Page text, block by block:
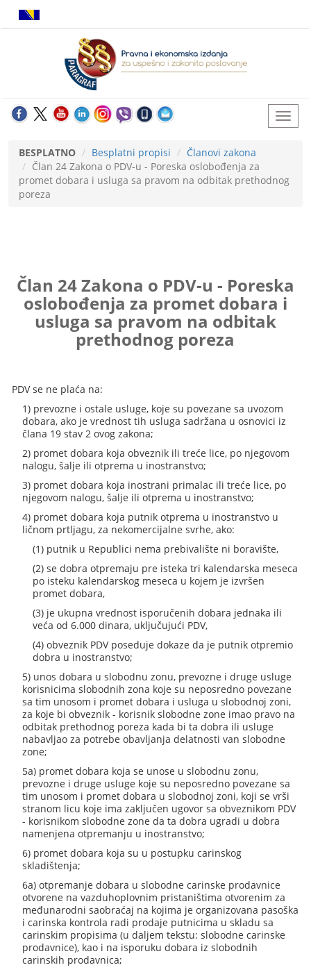
BESPLATNO Besplatni propisi
Članovi zakona
Član 24 Zakona o PDV-u - Poreska oslobođenja za
promet dobara i usluga sa pravom na odbitak prethodnog
poreza
Član 24 Zakona o PDV-u - Poreska
oslobođenja za promet dobara i
usluga sa pravom na odbitak
prethodnog poreza
PDV se ne plaća na:
1) prevozne i ostale usluge, koje su povezane sa uvozom
dobara, ako je vrednost tih usluga sadržana u osnovici iz
člana 19 stav 2 ovog zakona;
2) promet dobara koja obveznik ili treće lice, po njegovom
nalogu, šalje ili otprema u inostranstvo;
3) promet dobara koja inostrani primalac ili treće lice, po
njegovom nalogu, šalje ili otprema u inostranstvo;
4) promet dobara koja putnik otprema u inostranstvo u
ličnom prtljagu, za nekomercijalne svrhe, ako:
(1) putnik u Republici nema prebivalište ni boravište,
(2) se dobra otpremaju pre isteka tri kalendarska meseca
po isteku kalendarskog meseca u kojem je izvršen
promet dobara,
(3) je ukupna vrednost isporučenih dobara jednaka ili
veća od 6.000 dinara, uključujući PDV,
(4) obveznik PDV poseduje dokaze da je putnik otpremio
dobra u inostranstvo;
5) unos dobara u slobodnu zonu, prevozne i druge usluge
korisnicima slobodnih zona koje su neposredno povezane
sa tim unosom i promet dobara i usluga u slobodnoj zoni,
za koje bi obveznik - korisnik slobodne zone imao pravo na
odbitak prethodnog poreza kada bi ta dobra ili usluge
nabavljao za potrebe obavljanja delatnosti van slobodne
zone;
5a) promet dobara koja se unose u slobodnu zonu,
prevozne i druge usluge koje su neposredno povezane sa
tim unosom i promet dobara u slobodnoj zoni, koji se vrši
stranom licu koje ima zaključen ugovor sa obveznikom PDV
- korisnikom slobodne zone da ta dobra ugradi u dobra
namenjena otpremanju u inostranstvo;
6) promet dobara koja su u postupku carinskog
skladištenja;
6a) otpremanje dobara u slobodne carinske prodavnice
otvorene na vazduhoplovnim pristaništima otvorenim za
međunarodni saobraćaj na kojima je organizovana pasoška
i carinska kontrola radi prodaje putnicima u skladu sa
carinskim propisima (u daljem tekstu: slobodne carinske
prodavnice), kao i na isporuku dobara iz slobodnih
carinskih prodavnica;